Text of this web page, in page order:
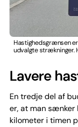
Hastighedsgrænsen
udvalgte strækninger.
Lavere
En tredje del af
er, at man sænker
kilometer i timen